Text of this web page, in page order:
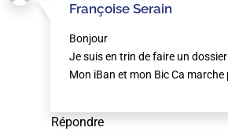
Françoise Serain
Bonjour
Je suis en trin de faire un
Mon iBan et mon Bic Ca
Répondre